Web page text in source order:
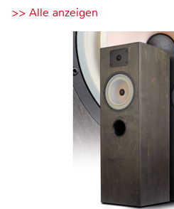
>> Alle anzeigen